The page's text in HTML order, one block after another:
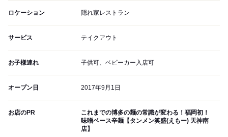
ロケーション 隠れ家レストラン
サービス テイクアウト
お子様連れ 子供可、ベビーカー入店可
オープン日 2017年9月1日
お店のPR
これまでの博多の麺の常識が変わる！福岡初！
味噌ベース辛麺【タンメン笑盛(えもー) 天神南
店】